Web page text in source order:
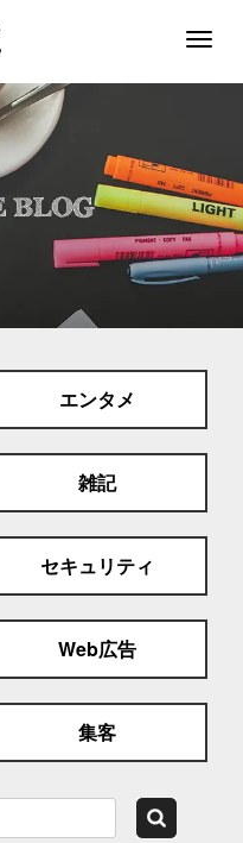
エンタメ
雑記
セキュリティ
Web広告
集客